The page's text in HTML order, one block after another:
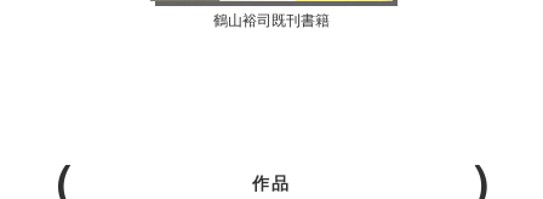
鶴山裕司既刊書籍
作品